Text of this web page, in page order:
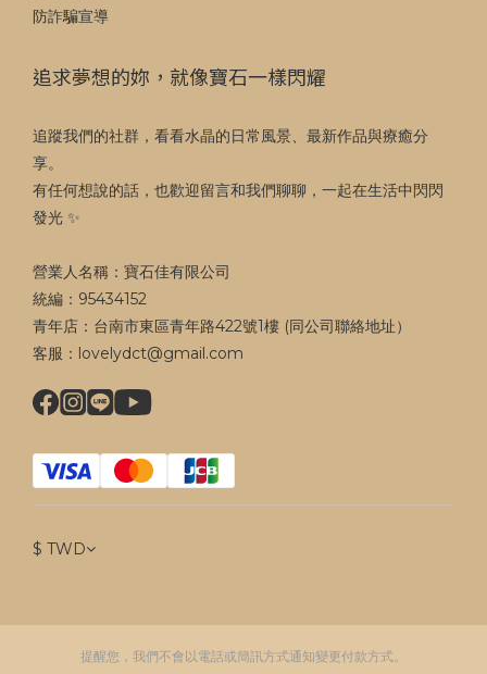
防詐騙宣導
追求夢想的妳，就像寶石一樣閃耀
追蹤我們的社群，看看水晶的日常風景、最新作品與療癒分
享。
有任何想說的話，也歡迎留言和我們聊聊，一起在生活中閃閃
發光 ✨
營業人名稱：寶石佳有限公司
統編：95434152
青年店：台南市東區青年路422號1樓 (同公司聯絡地址）
客服：lovelydct@gmail.com
$ TWD
提醒您，我們不會以電話或簡訊方式通知變更付款方式。